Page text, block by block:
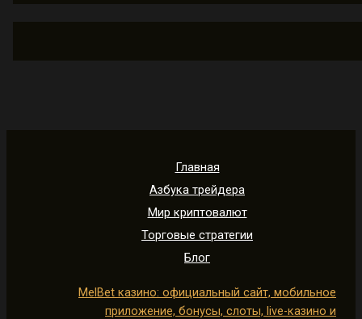
Главная
Азбука трейдера
Мир криптовалют
Торговые стратегии
Блог
MelBet казино: официальный сайт, мобильное
приложение, бонусы, слоты, live-казино и